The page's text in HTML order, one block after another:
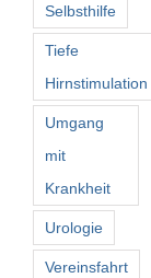
Selbsthilfe
Tiefe
Hirnstimulation
Umgang
mit
Krankheit
Urologie
Vereinsfahrt